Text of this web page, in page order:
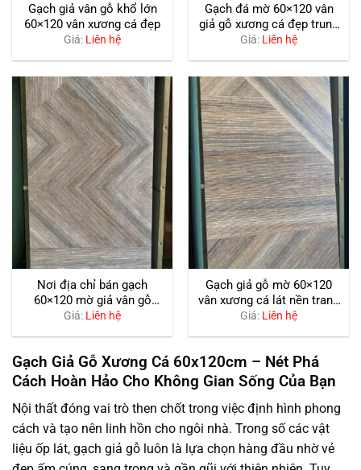
Gạch giả vân gỗ khổ lớn
60×120 vân xương cá đẹp
Giá: Liên hệ
Gạch đá mờ 60×120 vân
giả gỗ xương cá đẹp trung
quốc
Giá: Liên hệ
Nơi địa chỉ bán gạch
60×120 mờ giả vân gỗ
xương cá trang trí đẹp
Giá: Liên hệ
Gạch giả gỗ mờ 60×120
vân xương cá lát nền trang
trí cao cấp
Giá: Liên hệ
Gạch Giả Gỗ Xương Cá 60x120cm – Nét Phá
Cách Hoàn Hảo Cho Không Gian Sống Của Bạn
Nội thất đóng vai trò then chốt trong việc định hình phong
cách và tạo nên linh hồn cho ngôi nhà. Trong số các vật
liệu ốp lát, gạch giả gỗ luôn là lựa chọn hàng đầu nhờ vẻ